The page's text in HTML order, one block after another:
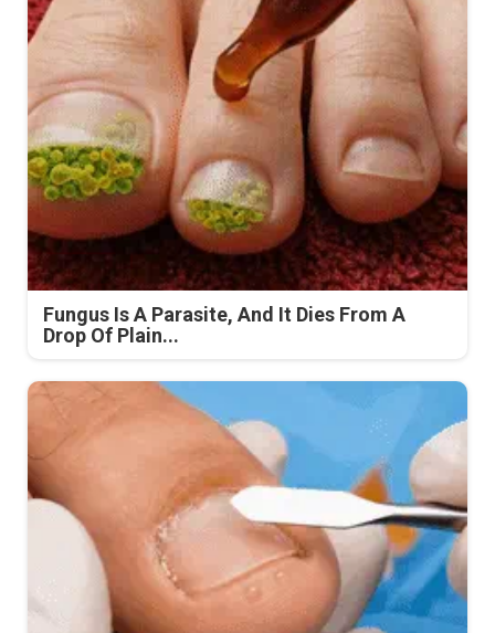
Fungus Is A Parasite, And It Dies From A
Drop Of Plain...